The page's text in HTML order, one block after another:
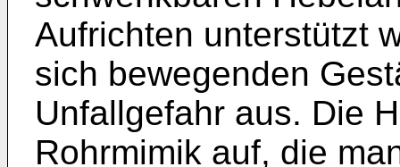
Aufrichten unterstützt
sich bewegenden
Unfallgefahr aus. Die
Rohrmimik auf, die